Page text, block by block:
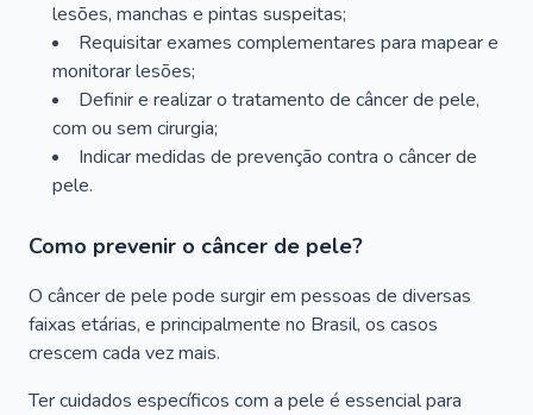
lesões, manchas e pintas suspeitas;
Requisitar exames complementares para mapear e
monitorar lesões;
Definir e realizar o tratamento de câncer de pele,
com ou sem cirurgia;
Indicar medidas de prevenção contra o câncer de
pele.
Como prevenir o câncer de pele?
O câncer de pele pode surgir em pessoas de diversas
faixas etárias, e principalmente no Brasil, os casos
crescem cada vez mais.
Ter cuidados específicos com a pele é essencial para